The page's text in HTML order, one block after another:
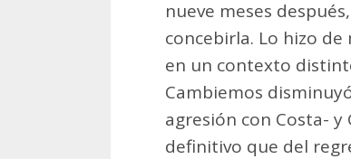
nueve meses
concebirla. Lo hizo de
en un contexto
Cambiemos
agresión con Costa-
definitivo que del